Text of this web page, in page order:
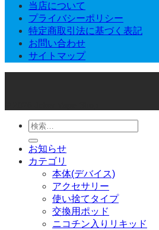
当店について
プライバシーポリシー
特定商取引法に基づく表記
お問い合わせ
サイトマップ
検
索
対
象:
お知らせ
カテゴリ
本体(デバイス)
アクセサリー
使い捨てタイプ
交換用ポッド
ニコチン入りリキッド